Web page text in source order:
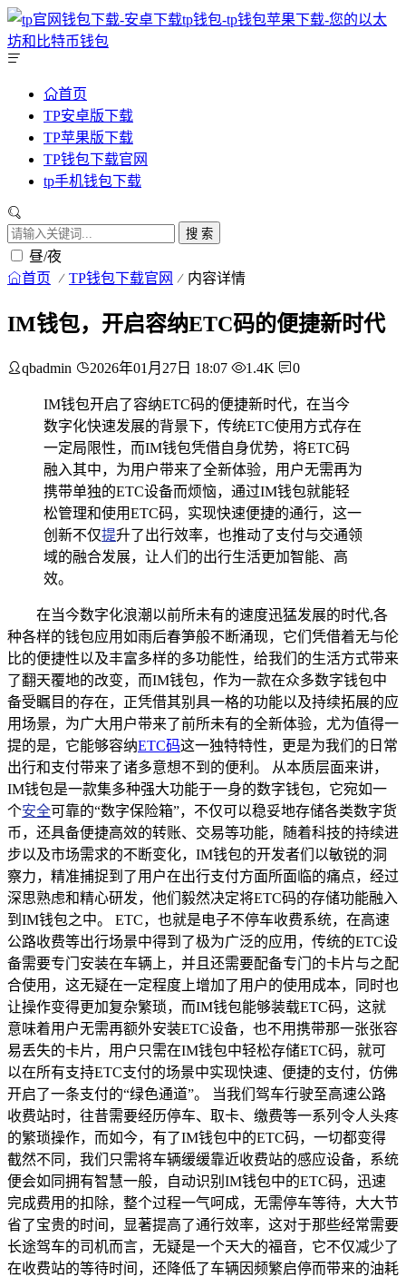
首页
TP安卓版下载
TP苹果版下载
TP钱包下载官网
tp手机钱包下载
搜 索
昼/夜
首页 TP钱包下载官网 内容详情
IM钱包，开启容纳ETC码的便捷新时代
qbadmin 2026年01月27日 18:07 1.4K 0
IM钱包开启了容纳ETC码的便捷新时代，在当今
数字化快速发展的背景下，传统ETC使用方式存在
一定局限性，而IM钱包凭借自身优势，将ETC码
融入其中，为用户带来了全新体验，用户无需再为
携带单独的ETC设备而烦恼，通过IM钱包就能轻
松管理和使用ETC码，实现快速便捷的通行，这一
创新不仅提升了出行效率，也推动了支付与交通领
域的融合发展，让人们的出行生活更加智能、高
效。
在当今数字化浪潮以前所未有的速度迅猛发展的时代,各
种各样的钱包应用如雨后春笋般不断涌现，它们凭借着无与伦
比的便捷性以及丰富多样的多功能性，给我们的生活方式带来
了翻天覆地的改变，而IM钱包，作为一款在众多数字钱包中
备受瞩目的存在，正凭借其别具一格的功能以及持续拓展的应
用场景，为广大用户带来了前所未有的全新体验，尤为值得一
提的是，它能够容纳ETC码这一独特特性，更是为我们的日常
出行和支付带来了诸多意想不到的便利。 从本质层面来讲，
IM钱包是一款集多种强大功能于一身的数字钱包，它宛如一
个安全可靠的“数字保险箱”，不仅可以稳妥地存储各类数字货
币，还具备便捷高效的转账、交易等功能，随着科技的持续进
步以及市场需求的不断变化，IM钱包的开发者们以敏锐的洞
察力，精准捕捉到了用户在出行支付方面所面临的痛点，经过
深思熟虑和精心研发，他们毅然决定将ETC码的存储功能融入
到IM钱包之中。 ETC，也就是电子不停车收费系统，在高速
公路收费等出行场景中得到了极为广泛的应用，传统的ETC设
备需要专门安装在车辆上，并且还需要配备专门的卡片与之配
合使用，这无疑在一定程度上增加了用户的使用成本，同时也
让操作变得更加复杂繁琐，而IM钱包能够装载ETC码，这就
意味着用户无需再额外安装ETC设备，也不用携带那一张张容
易丢失的卡片，用户只需在IM钱包中轻松存储ETC码，就可
以在所有支持ETC支付的场景中实现快速、便捷的支付，仿佛
开启了一条支付的“绿色通道”。 当我们驾车行驶至高速公路
收费站时，往昔需要经历停车、取卡、缴费等一系列令人头疼
的繁琐操作，而如今，有了IM钱包中的ETC码，一切都变得
截然不同，我们只需将车辆缓缓靠近收费站的感应设备，系统
便会如同拥有智慧一般，自动识别IM钱包中的ETC码，迅速
完成费用的扣除，整个过程一气呵成，无需停车等待，大大节
省了宝贵的时间，显著提高了通行效率，这对于那些经常需要
长途驾车的司机而言，无疑是一个天大的福音，它不仅减少了
在收费站的等待时间，还降低了车辆因频繁启停而带来的油耗